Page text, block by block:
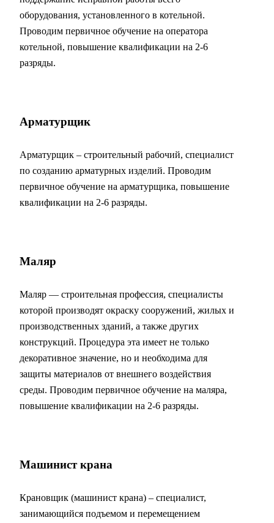
оборудования, установленного в котельной.
Проводим первичное обучение на оператора
котельной, повышение квалификации на 2-6
разряды.
Арматурщик
Арматурщик – строительный рабочий, специалист
по созданию арматурных изделий. Проводим
первичное обучение на арматурщика, повышение
квалификации на 2-6 разряды.
Маляр
Маляр — строительная профессия, специалисты
которой производят окраску сооружений, жилых и
производственных зданий, а также других
конструкций. Процедура эта имеет не только
декоративное значение, но и необходима для
защиты материалов от внешнего воздействия
среды. Проводим первичное обучение на маляра,
повышение квалификации на 2-6 разряды.
Машинист крана
Крановщик (машинист крана) – специалист,
занимающийся подъемом и перемещением